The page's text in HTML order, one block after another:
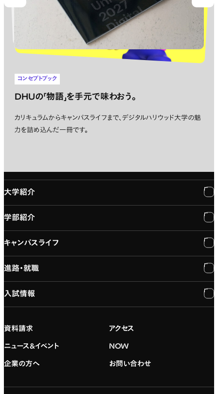
コンセプトブック
DHUの「物語」を手元で味わおう。
カリキュラムからキャンパスライフまで、デジタルハリウッド大学の魅
力を詰め込んだ一冊です。
大学紹介
大学紹介
学長メッセージ
大学概要と組織図
建学の精神
デジタルハリウッド校友会
学部紹介
学部紹介
専門：3DCG・VFX
専門：ゲーム・プログラミング
専門：グラフィックデザイン
キャンパスライフ
キャンパスライフ
施設紹介
進路・就職
進路・就職
就職実績
入試情報
アドミッション・ポリシー
資料請求 アクセス
ニュース&イベント NOW
企業の方へ お問い合わせ